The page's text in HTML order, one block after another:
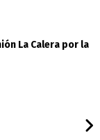
La Calera por la